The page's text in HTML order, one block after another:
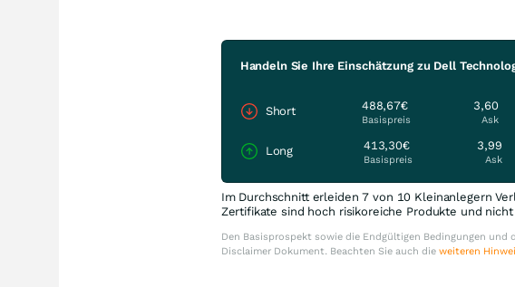
Handeln Sie Ihre Einschätzung zu Dell
Short 488,67€
Basispreis
3,60
Ask
Long 413,30€
Basispreis
3,99
Ask
Im Durchschnitt erleiden 7 von 10 Kleinanlegern
Zertifikate sind hoch risikoreiche Produkte und
Den Basisprospekt sowie die Endgültigen Bedingungen
Disclaimer Dokument. Beachten Sie auch die weiteren